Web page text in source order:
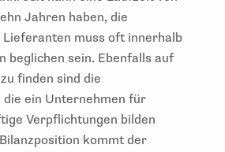
Jahren haben, die
Lieferanten muss oft innerhalb
beglichen sein. Ebenfalls auf
finden sind die
die ein Unternehmen für
Verpflichtungen bilden
kommt der